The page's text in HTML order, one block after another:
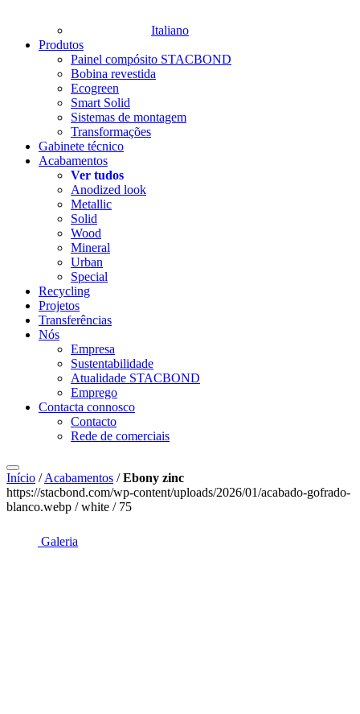
Italiano
Produtos
Painel compósito STACBOND
Bobina revestida
Ecogreen
Smart Solid
Sistemas de montagem
Transformações
Gabinete técnico
Acabamentos
Ver tudos
Anodized look
Metallic
Solid
Wood
Mineral
Urban
Special
Recycling
Projetos
Transferências
Nós
Empresa
Sustentabilidade
Atualidade STACBOND
Emprego
Contacta connosco
Contacto
Rede de comerciais
Início /Acabamentos /Ebony zinc
https://stacbond.com/wp-content/uploads/2026/01/acabado-gofrado-
blanco.webp / white / 75
Galeria